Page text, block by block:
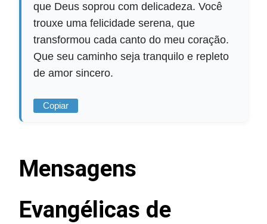
que Deus soprou com delicadeza. Você
trouxe uma felicidade serena, que
transformou cada canto do meu coração.
Que seu caminho seja tranquilo e repleto
de amor sincero.
Copiar
Mensagens
Evangélicas de